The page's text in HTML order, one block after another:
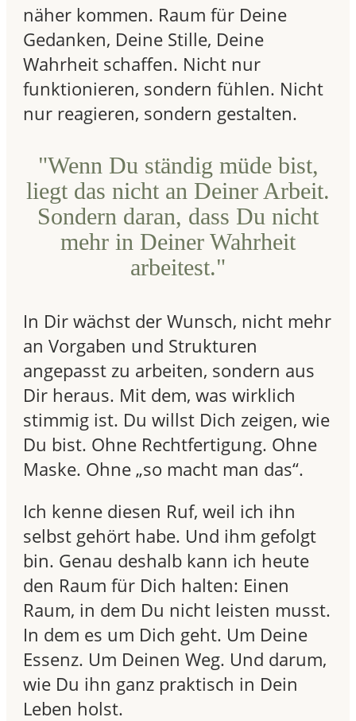
näher kommen. Raum für Deine
Gedanken, Deine Stille, Deine
Wahrheit schaffen. Nicht nur
funktionieren, sondern fühlen. Nicht
nur reagieren, sondern gestalten.
"Wenn Du ständig müde bist,
liegt das nicht an Deiner Arbeit.
Sondern daran, dass Du nicht
mehr in Deiner Wahrheit
arbeitest."
In Dir wächst der Wunsch, nicht mehr
an Vorgaben und Strukturen
angepasst zu arbeiten, sondern aus
Dir heraus. Mit dem, was wirklich
stimmig ist. Du willst Dich zeigen, wie
Du bist. Ohne Rechtfertigung. Ohne
Maske. Ohne „so macht man das“.
Ich kenne diesen Ruf, weil ich ihn
selbst gehört habe. Und ihm gefolgt
bin. Genau deshalb kann ich heute
den Raum für Dich halten: Einen
Raum, in dem Du nicht leisten musst.
In dem es um Dich geht. Um Deine
Essenz. Um Deinen Weg. Und darum,
wie Du ihn ganz praktisch in Dein
Leben holst.